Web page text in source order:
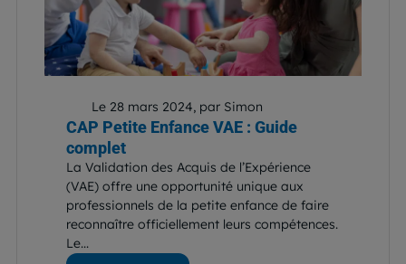
Le 28 mars 2024, par Simon
CAP Petite Enfance VAE : Guide
complet
La Validation des Acquis de l’Expérience
(VAE) offre une opportunité unique aux
professionnels de la petite enfance de faire
reconnaître officiellement leurs compétences.
Le...